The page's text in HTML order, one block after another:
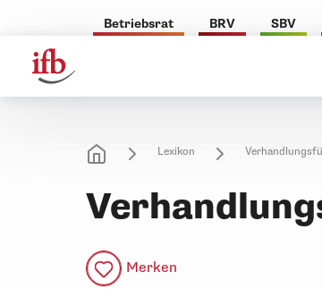
Betriebsrat BRV SBV
Lexikon
Merken